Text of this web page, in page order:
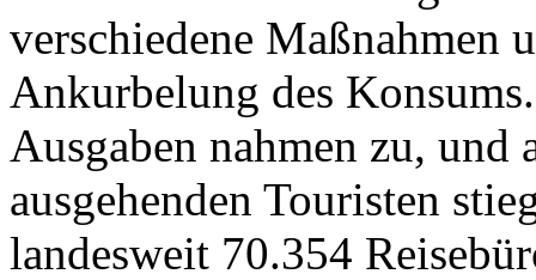
verschiedene Maßnahmen
Ankurbelung des
Ausgaben nahmen zu,
ausgehenden Touristen
landesweit 70.354